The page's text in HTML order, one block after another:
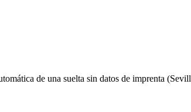
de una suelta sin datos de imprenta